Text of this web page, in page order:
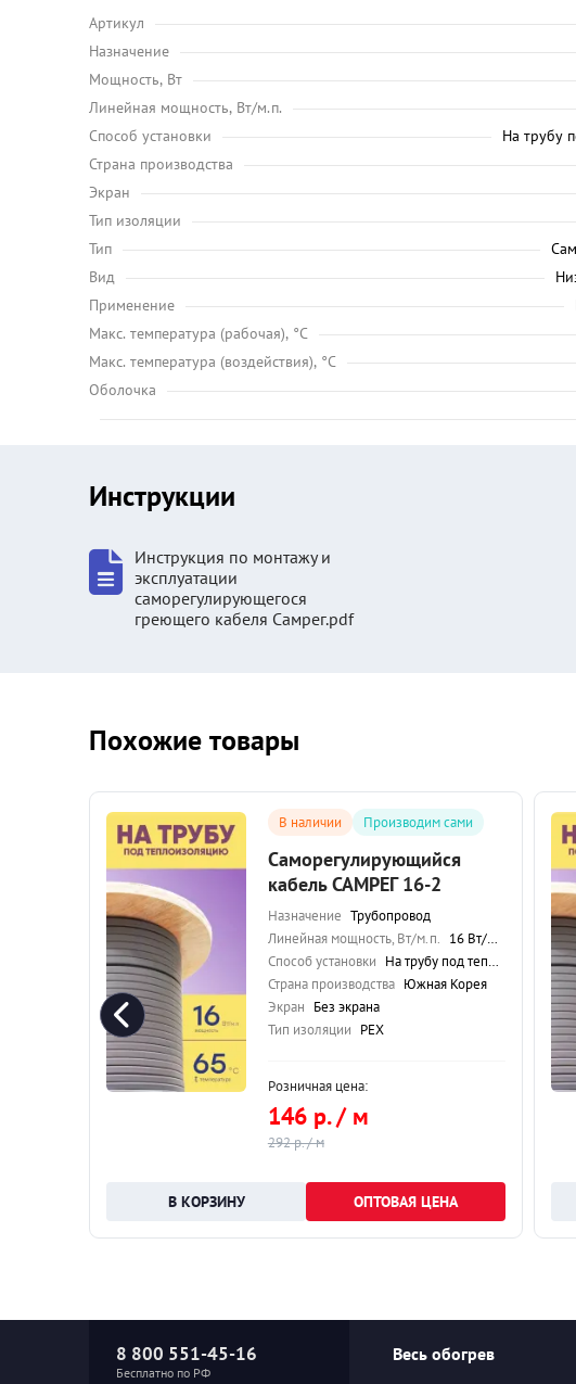
Артикул
Назначение
Мощность, Вт
Линейная мощность, Вт/м.п.
Способ установки
На трубу
Страна производства
Экран
Тип изоляции
Тип
Вид
Применение
Maкс. температура (рабочая), °C
Макс. температура (воздействия), °C
Оболочка
Инструкции
Инструкция по монтажу и
эксплуатации
саморегулирующегося
греющего кабеля Самрег.pdf
Похожие товары
В наличии Производим сами
Саморегулирующийся
кабель САМРЕГ 16-2
Назначение Трубопровод
Линейная мощность, Вт/м.п. 16 Вт/м.п.
Способ установки На трубу под теплоизоляцию
Страна производства Южная Корея
Экран Без экрана
Тип изоляции PEX
Розничная цена:
146 р. / м
292 р. / м
ОПТОВАЯ ЦЕНА
8 800 551-45-16
Бесплатно по РФ
Весь обогрев